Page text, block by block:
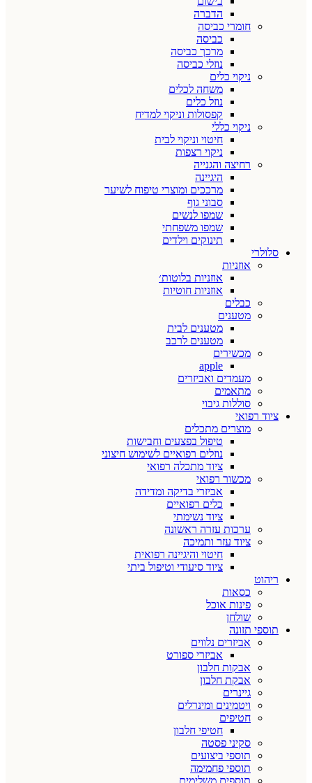
הדברה
חומרי כביסה
כביסה
מרכך כביסה
נוזלי כביסה
ניקוי כלים
משחה לכלים
נוזל כלים
קפסולות וניקוי למדיח
ניקוי כללי
חיטוי וניקוי לבית
ניקוי רצפות
רחיצה והגנייה
היגיינה
מרככים ומוצרי טיפוח לשיער
סבוני גוף
שמפו לנשים
שמפו משפחתי
תינוקים וילדים
סלולרי
אוזניות
אוזניות בלוטות׳
אוזניות חוטיות
כבלים
מטענים
מטענים לבית
מטענים לרכב
מכשירים
apple
מעמדים ואביזרים
מתאמים
סוללות גיבוי
ציוד רפואי
מוצרים מתכלים
טיפול בפצעים וחבישות
נוזלים רפואיים לשימוש חיצוני
ציוד מתכלה רפואי
מכשור רפואי
אביזרי בדיקה ומדידה
כלים רפואיים
ציוד נשימתי
ערכות עזרה ראשונה
ציוד עזר ותמיכה
חיטוי והיגיינה רפואית
ציוד סיעודי וטיפול ביתי
ריהוט
כסאות
פינות אוכל
שולחן
תוספי תזונה
אביזרים נלווים
אביזרי ספורט
אבקות חלבון
אבקת חלבון
גיינרים
ויטמינים ומינרלים
חטיפים
חטיפי חלבון
סקיני פסטה
תוספי ביצועים
תוספי פחמימה
תוספים משלימים